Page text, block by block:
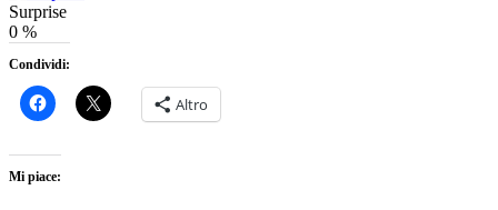
Surprise
0 %
Condividi:
Altro
Mi piace: